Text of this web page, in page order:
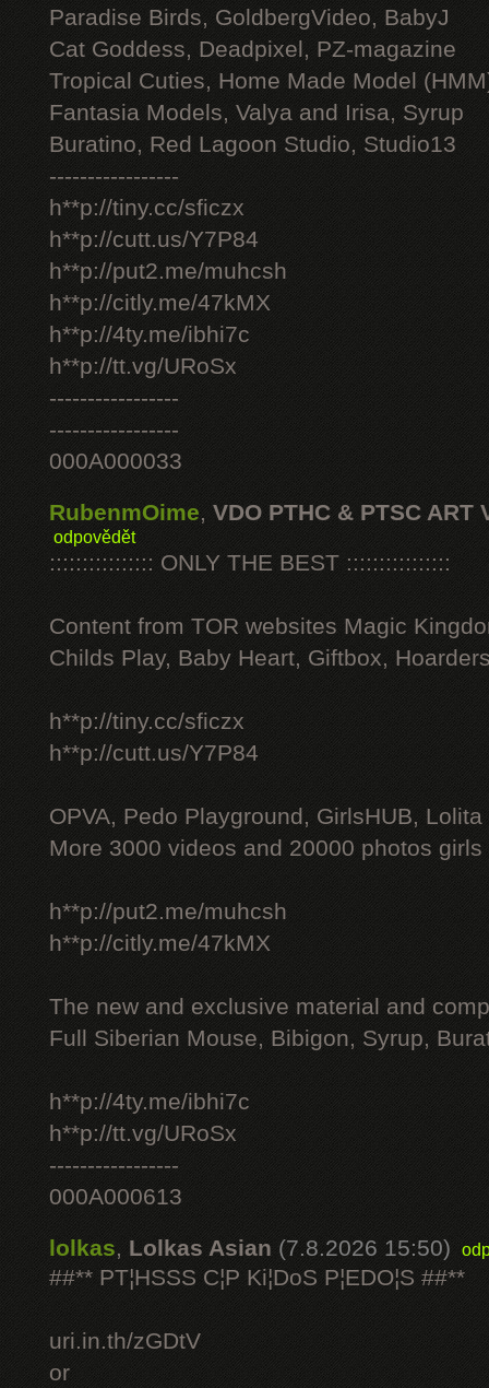
Paradise Birds, GoldbergVideo, BabyJ
Cat Goddess, Deadpixel, PZ-magazine
Tropical Cuties, Home Made Model
Fantasia Models, Valya and Irisa, Syrup
Buratino, Red Lagoon Studio, Studio13
-----------------
h**p://tiny.cc/sficzx
h**p://cutt.us/Y7P84
h**p://put2.me/muhcsh
h**p://citly.me/47kMX
h**p://4ty.me/ibhi7c
h**p://tt.vg/URoSx
-----------------
-----------------
000A000033
RubenmOime, VDO PTHC & PTSC ART
odpovědět
:::::::::::::::: ONLY THE BEST ::::::::::::::::
Content from TOR websites Magic
Childs Play, Baby Heart, Giftbox,
h**p://tiny.cc/sficzx
h**p://cutt.us/Y7P84
OPVA, Pedo Playground, GirlsHUB, Lolita
More 3000 videos and 20000 photos
h**p://put2.me/muhcsh
h**p://citly.me/47kMX
The new and exclusive material and
Full Siberian Mouse, Bibigon, Syrup,
h**p://4ty.me/ibhi7c
h**p://tt.vg/URoSx
-----------------
000A000613
lolkas,Lolkas Asian (7.8.2026 15:50)
##** PT¦HSSS C¦P Ki¦DoS P¦EDO¦S ##**
uri.in.th/zGDtV
or